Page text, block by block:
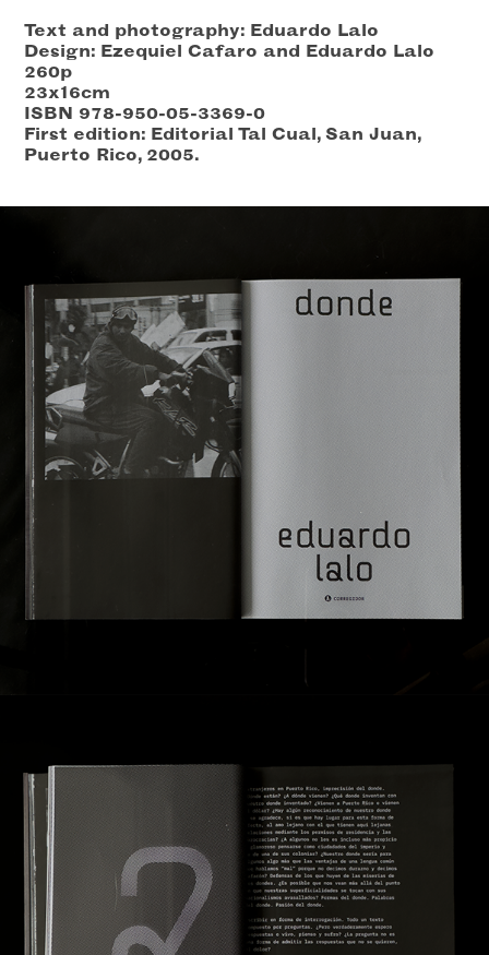
Text and photography: Eduardo Lalo
Design: Ezequiel Cafaro and Eduardo Lalo
260p
23x16cm
ISBN 978-950-05-3369-0
First edition: Editorial Tal Cual, San Juan,
Puerto Rico, 2005.